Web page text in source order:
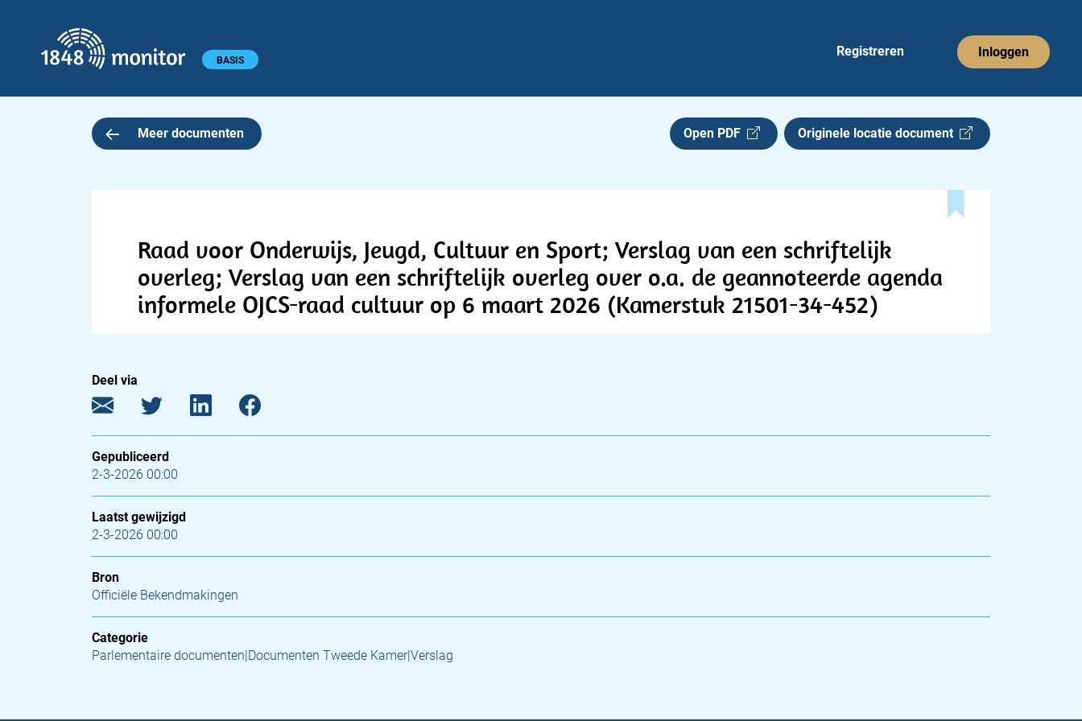
Hoofdmenu BASIS
Registreren Inloggen
Meer documenten Open PDF Originele locatie document
Raad voor Onderwijs, Jeugd, Cultuur en Sport; Verslag van een schriftelijk
overleg; Verslag van een schriftelijk overleg over o.a. de geannoteerde agenda
informele OJCS-raad cultuur op 6 maart 2026 (Kamerstuk 21501-34-452)
Deel via
Gepubliceerd
2-3-2026 00:00
Laatst gewijzigd
2-3-2026 00:00
Bron
Officiële Bekendmakingen
Categorie
Parlementaire documenten|Documenten Tweede Kamer|Verslag